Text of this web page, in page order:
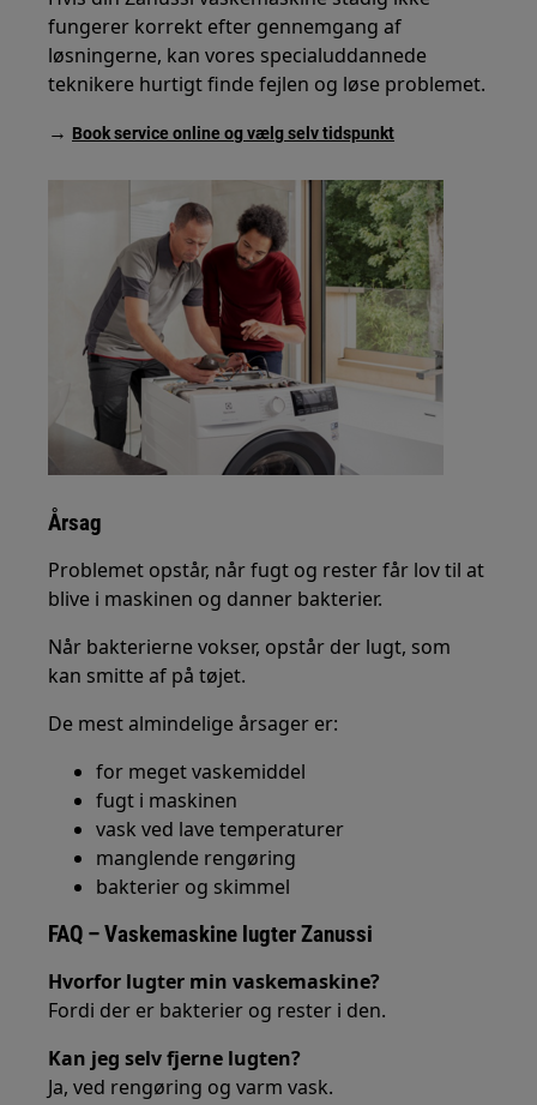
fungerer korrekt efter gennemgang af
løsningerne, kan vores specialuddannede
teknikere hurtigt finde fejlen og løse problemet.
→ Book service online og vælg selv tidspunkt
Årsag
Problemet opstår, når fugt og rester får lov til at
blive i maskinen og danner bakterier.
Når bakterierne vokser, opstår der lugt, som
kan smitte af på tøjet.
De mest almindelige årsager er:
for meget vaskemiddel
fugt i maskinen
vask ved lave temperaturer
manglende rengøring
bakterier og skimmel
FAQ – Vaskemaskine lugter Zanussi
Hvorfor lugter min vaskemaskine?
Fordi der er bakterier og rester i den.
Kan jeg selv fjerne lugten?
Ja, ved rengøring og varm vask.